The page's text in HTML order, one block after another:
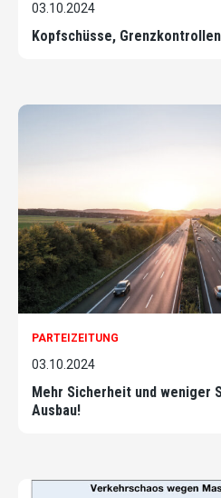
03.10.2024
Kopfschüsse,
PARTEIZEITUNG
03.10.2024
Mehr Sicherheit und weniger
Ausbau!